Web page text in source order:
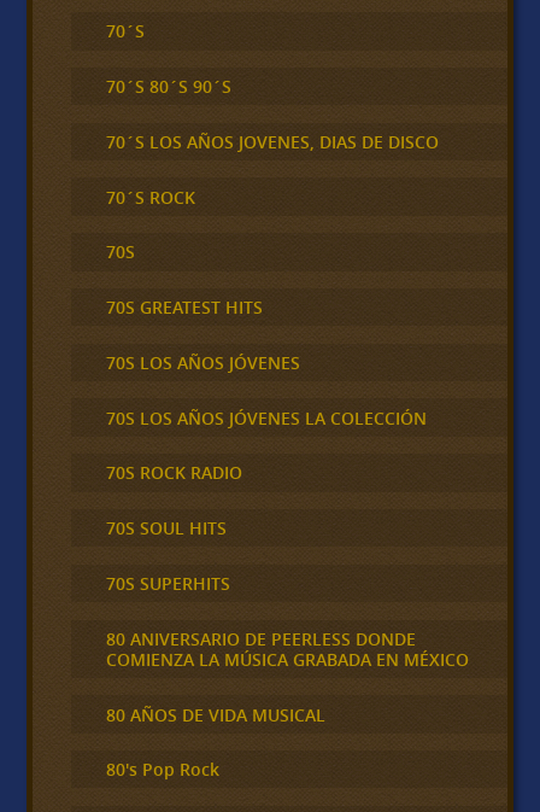
70´S
70´S 80´S 90´S
70´S LOS AÑOS JOVENES, DIAS DE DISCO
70´S ROCK
70S
70S GREATEST HITS
70S LOS AÑOS JÓVENES
70S LOS AÑOS JÓVENES LA COLECCIÓN
70S ROCK RADIO
70S SOUL HITS
70S SUPERHITS
80 ANIVERSARIO DE PEERLESS DONDE
COMIENZA LA MÚSICA GRABADA EN MÉXICO
80 AÑOS DE VIDA MUSICAL
80's Pop Rock